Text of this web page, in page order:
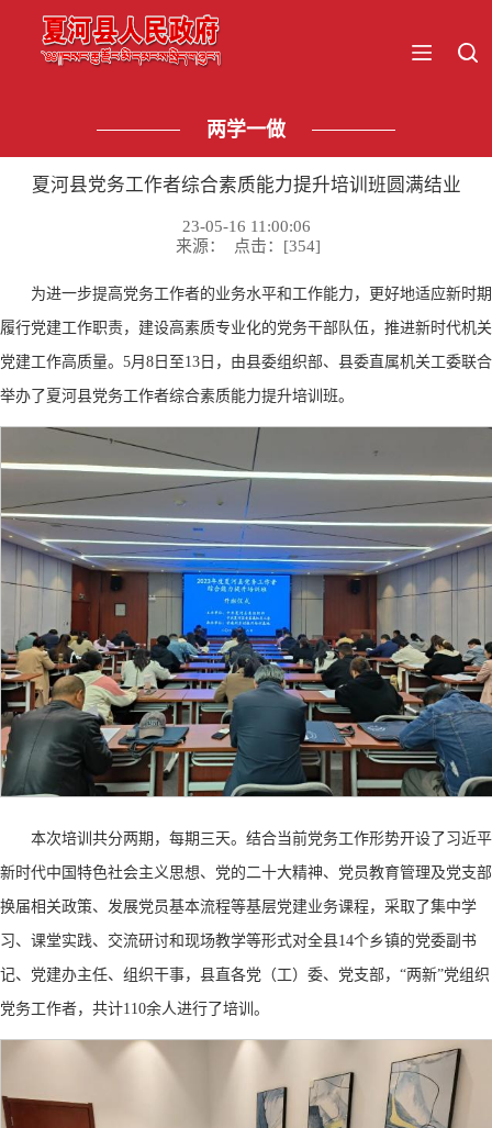
两学一做
夏河县党务工作者综合素质能力提升培训班圆满结业
23-05-16 11:00:06
来源： 点击：[354]
为进一步提高党务工作者的业务水平和工作能力，更好地适应新时期
履行党建工作职责，建设高素质专业化的党务干部队伍，推进新时代机关
党建工作高质量。 5月8日至13日，由县委组织部、县委直属机关工委联合
举办了夏河县党务工作者综合素质能力提升培训班。
本次培训共分两期，每期三天。结合当前党务工作形势开设了习近平
新时代中国特色社会主义思想、党的二十大精神、党员教育管理及党支部
换届相关政策、发展党员基本流程等基层党建业务课程，采取了集中学
习、课堂实践、交流研讨和现场教学等形式对全县14个乡镇的党委副书
记、党建办主任、组织干事，县直各党（工）委、党支部，“两新”党组织
党务工作者，共计110余人进行了培训。